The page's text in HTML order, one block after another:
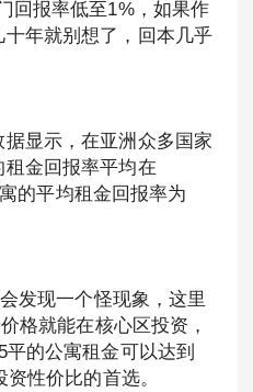
回报率低至1%，如果作
年就别想了，回本几乎
显示，在亚洲众多国家
金回报率平均在
的平均租金回报率为
发现一个怪现象，这里
格就能在核心区投资，
的公寓租金可以达到
性价比的首选。